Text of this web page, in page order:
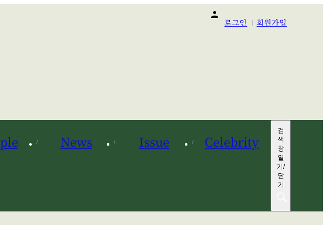
person
로그인 회원가입
News Issue Celebrity
검
색
창
열
기/
닫
기